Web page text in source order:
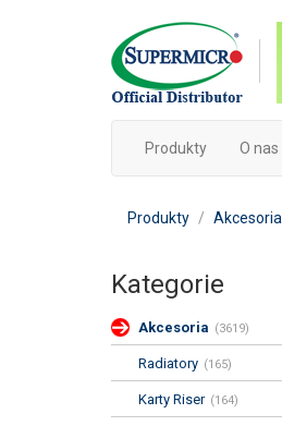
Produkty O nas
Produkty Akcesoria
Kategorie
Akcesoria
Radiatory
Karty Riser